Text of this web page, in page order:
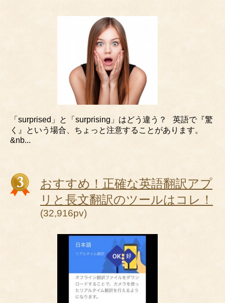
「surprised」と「surprising」はどう違う？ 英語で『驚
く』という場合、ちょっと注意することがあります。
&nb...
おすすめ！正確な英語翻訳アプ
リと長文翻訳のツールはコレ！
(32,916pv)